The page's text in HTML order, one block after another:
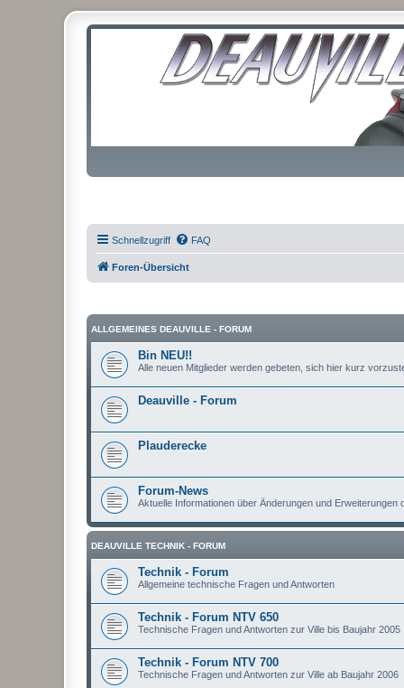
Schnellzugriff FAQ
Foren-Übersicht
ALLGEMEINES DEAUVILLE - FORUM
Bin NEU!!
Alle neuen Mitglieder werden gebeten, sich hier kurz
Deauville - Forum
Plauderecke
Forum-News
Aktuelle Informationen über Änderungen und Erweiterungen
DEAUVILLE TECHNIK - FORUM
Technik - Forum
Allgemeine technische Fragen und Antworten
Technik - Forum NTV 650
Technische Fragen und Antworten zur Ville bis Baujahr 2005
Technik - Forum NTV 700
Technische Fragen und Antworten zur Ville ab Baujahr 2006